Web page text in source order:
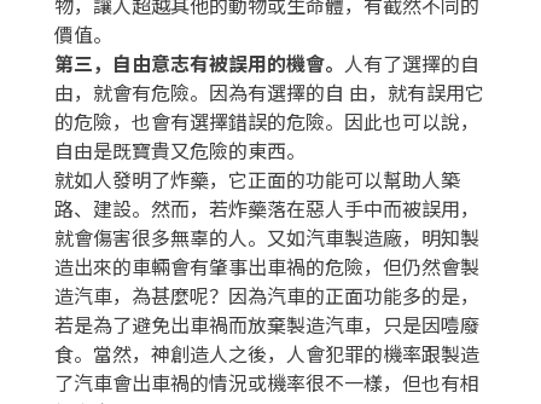
價值。
第三，自由意志有被誤用的機會。 人有了選擇的自
由，就會有危險。因為有選擇的自 由，就有誤用它
的危險，也會有選擇錯誤的危險。因此也可以說，
自由是既寶貴又危險的東西。
就如人發明了炸藥，它正面的功能可以幫助人築
路、建設。然而，若炸藥落在惡人手中而被誤用，
就會傷害很多無辜的人。又如汽車製造廠，明知製
造出來的車輛會有肇事出車禍的危險，但仍然會製
造汽車，為甚麼呢？因為汽車的正面功能多的是，
若是為了避免出車禍而放棄製造汽車，只是因噎廢
食。當然，神創造人之後，人會犯罪的機率跟製造
了汽車會出車禍的情況或機率很不一樣，但也有相